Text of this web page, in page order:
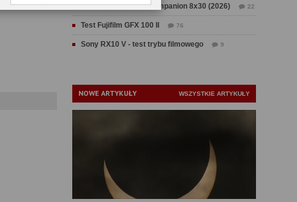
Test Swarovski CL Companion 8x30 (2026) 22
Test Fujifilm GFX 100 II 76
Sony RX10 V - test trybu filmowego 9
NOWE ARTYKUŁY WSZYSTKIE ARTYKUŁY